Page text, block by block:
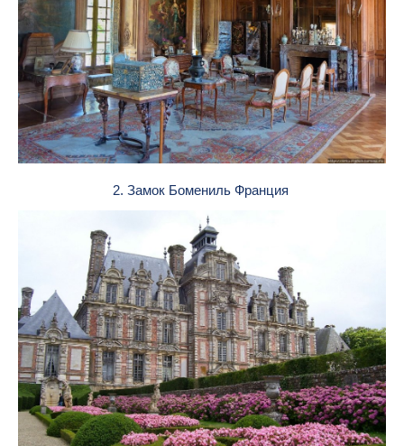
2. Замок Бомениль Франция